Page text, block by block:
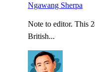
Ngawang Sherpa
Note to editor. This
British...